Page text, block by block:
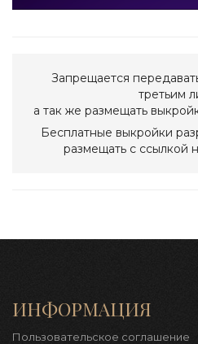
Запрещается
третьим
а так же размещать
Бесплатные выкройки
размещать с ссылкой
ИНФОРМАЦИЯ
Пользовательское соглашение